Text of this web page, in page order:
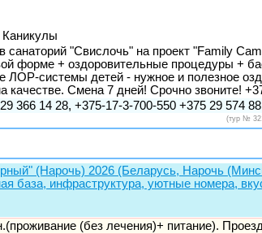
Каникулы
санаторий "Свислочь" на проект "Family
форме + оздоровительные процедуры +
ЛОР-системы детей - нужное и полезное
качестве. Смена 7 дней! Срочно звоните!
366 14 28, +375-17-3-700-550 +375 29 574
(тур №
(Нарочь) 2026 (Беларусь, Нарочь
база, инфраструктура, уютные номера,
(без лечения)+ питание).